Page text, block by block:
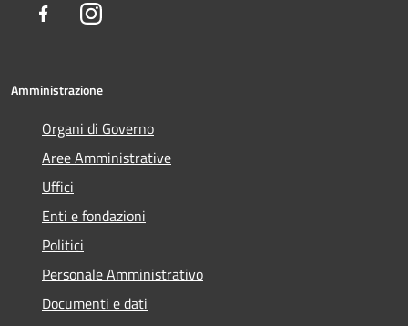
FacebookInstagram
Amministrazione
Organi di Governo
Aree Amministrative
Uffici
Enti e fondazioni
Politici
Personale Amministrativo
Documenti e dati